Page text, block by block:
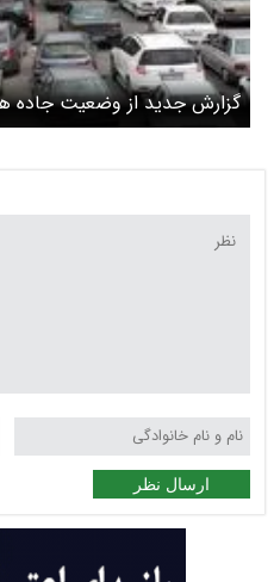
گزارش جدید از وضعیت جاده
آزادراه‌های منتهی به تهران
ارسال نظر